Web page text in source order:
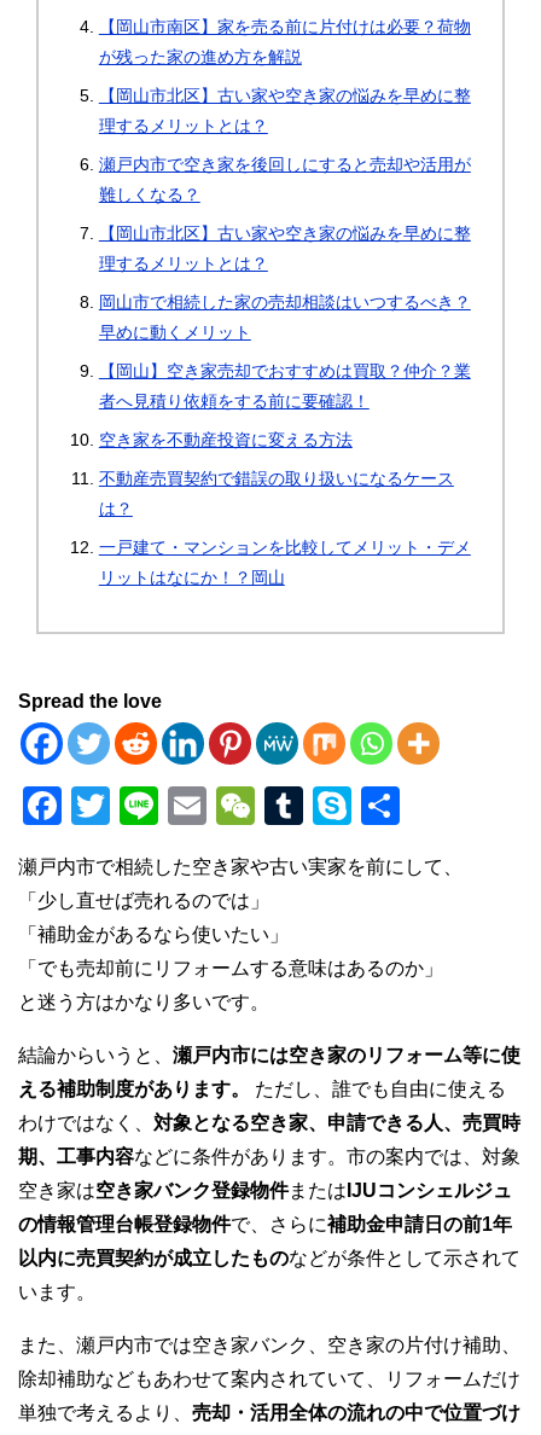
【岡山市南区】家を売る前に片付けは必要？荷物
が残った家の進め方を解説
【岡山市北区】古い家や空き家の悩みを早めに整
理するメリットとは？
瀬戸内市で空き家を後回しにすると売却や活用が
難しくなる？
【岡山市北区】古い家や空き家の悩みを早めに整
理するメリットとは？
岡山市で相続した家の売却相談はいつするべき？
早めに動くメリット
【岡山】空き家売却でおすすめは買取？仲介？業
者へ見積り依頼をする前に要確認！
空き家を不動産投資に変える方法
不動産売買契約で錯誤の取り扱いになるケース
は？
一戸建て・マンションを比較してメリット・デメ
リットはなにか！？岡山
Spread the love
F
a
c
e
b
o
o
k
T
wi
tt
er
Li
e
E
m
ail
W
C
h
at
T
u
m
r
S
p
瀬戸内市で相続した空き家や古い実家を前にして、
「少し直せば売れるのでは」
「補助金があるなら使いたい」
「でも売却前にリフォームする意味はあるのか」
と迷う方はかなり多いです。
結論からいうと、 瀬戸内市には空き家のリフォーム等に使
える補助制度があります。
ただし、誰でも自由に使える
わけではなく、 対象となる空き家、申請できる人、売買時
期、工事内容などに条件があります。市の案内では、対象
空き家は空き家バンク登録物件または IJUコンシェルジュ
の情報管理台帳登録物件で、さらに補助金申請日の前1年
以内に売買契約が成立したものなどが条件として示されて
います。
また、瀬戸内市では空き家バンク、空き家の片付け補助、
除却補助などもあわせて案内されていて、リフォームだけ
単独で考えるより、 売却・活用全体の流れの中で位置づけ